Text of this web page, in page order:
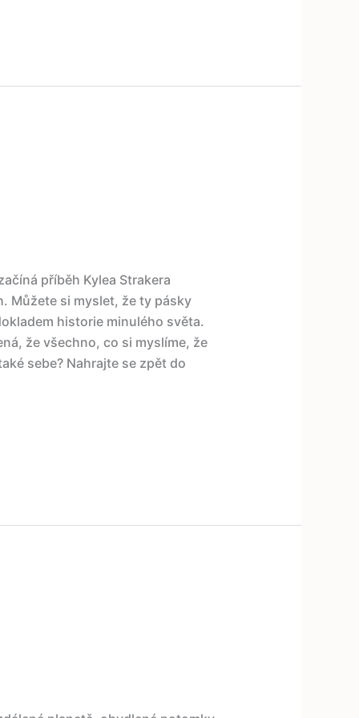
příběh Kylea Strakera
Můžete si myslet, že ty pásky
historie minulého světa.
že všechno, co si myslíme, že
sebe? Nahrajte se zpět do